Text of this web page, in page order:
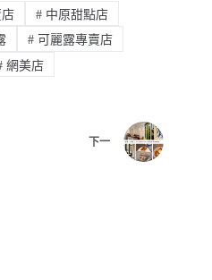
#中原甜點店
# 可麗露專賣店
網美店
下一